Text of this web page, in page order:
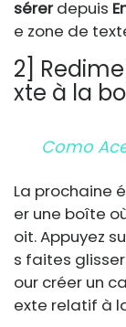
sérerdepuis
e zone de
2]
xte à la
Como
La prochaine
er une boîte
oit. Appuyez
s faites
our créer un
exte relatif à